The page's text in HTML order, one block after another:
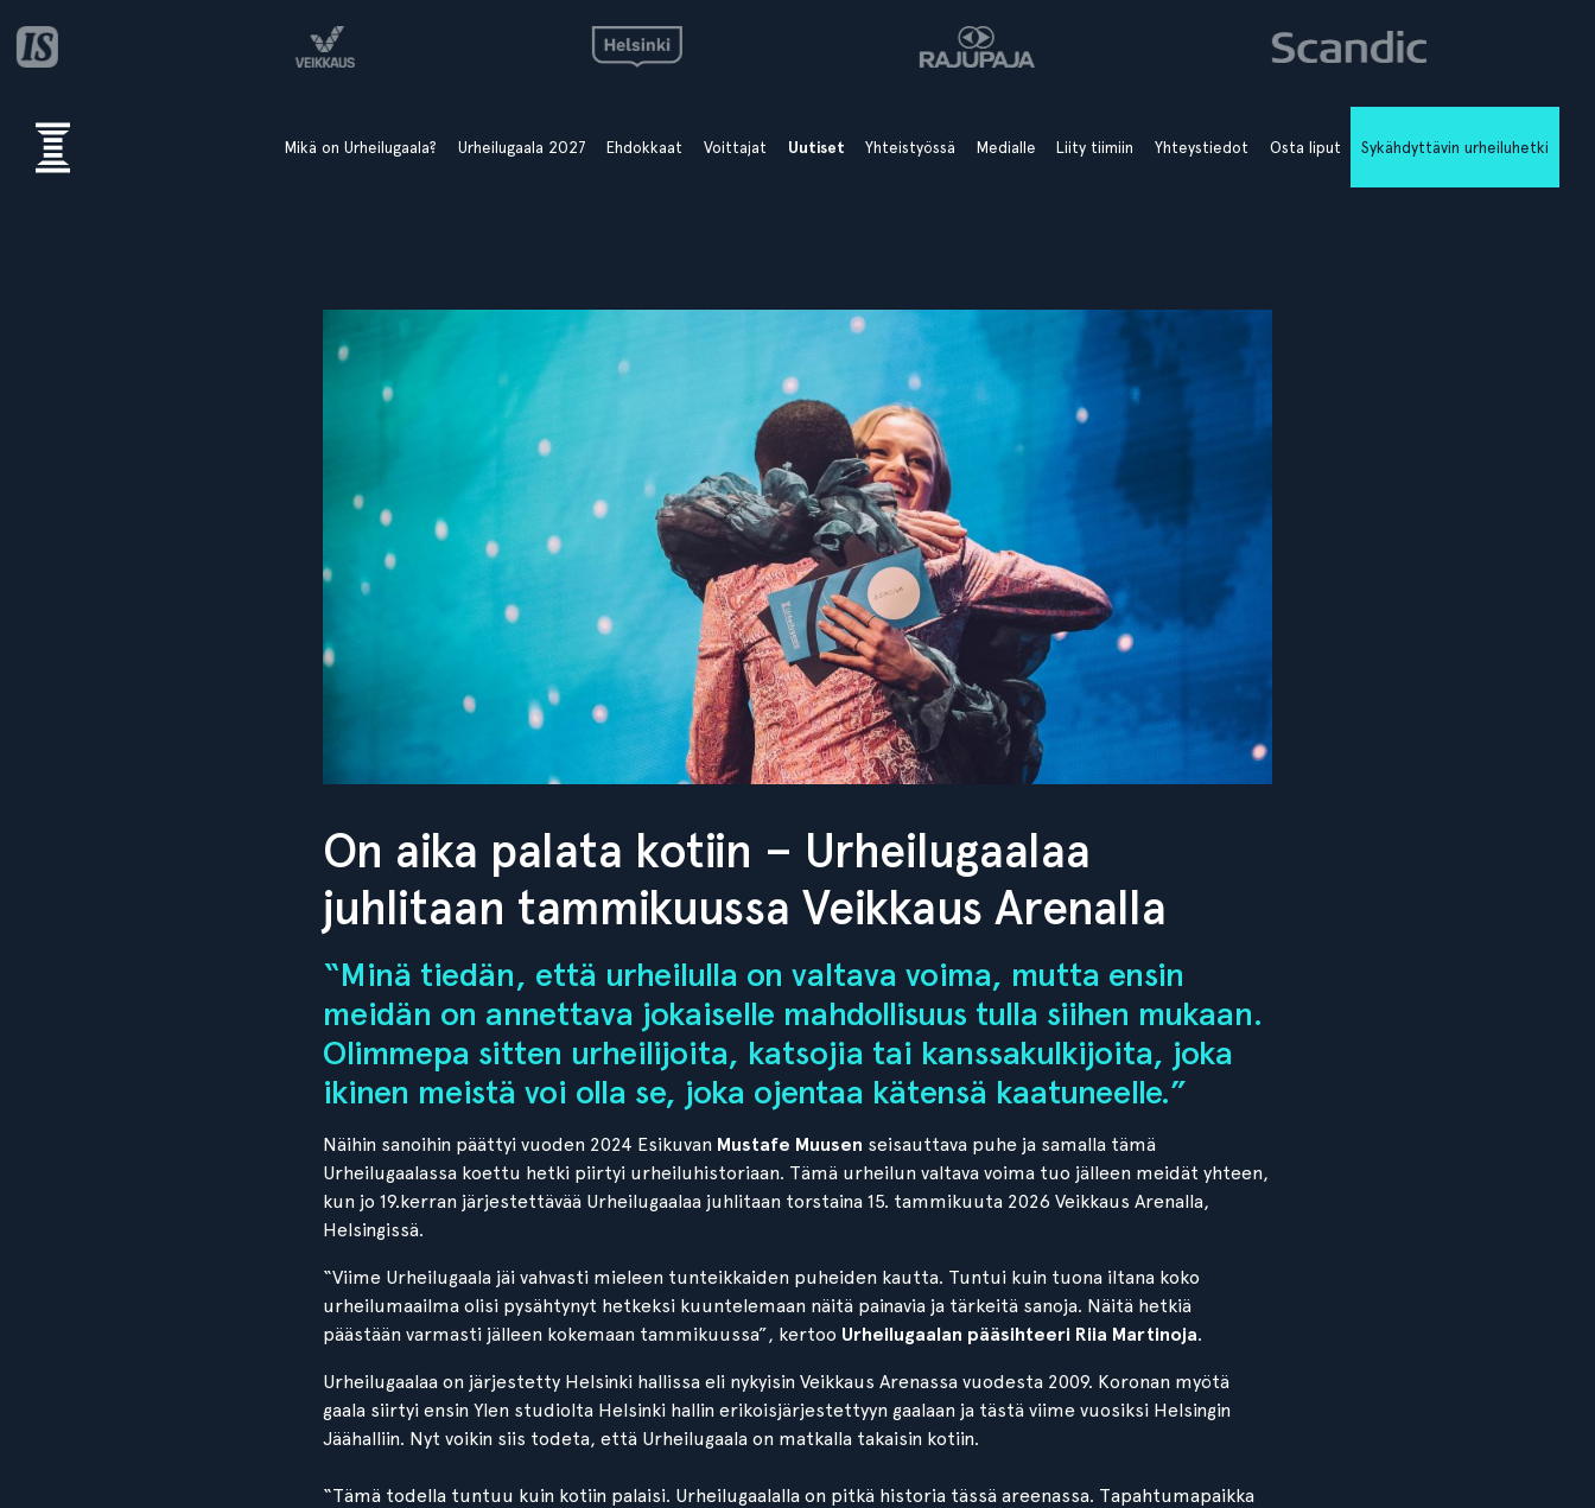
Mikä on Urheilugaala? Urheilugaala 2027 Ehdokkaat Voittajat Uutiset Yhteistyössä Medialle Liity tiimiin Yhteystiedot Osta liput Sykähdyttävin urheiluhetki
On aika palata kotiin – Urheilugaalaa
juhlitaan tammikuussa Veikkaus Arenalla
“Minä tiedän, että urheilulla on valtava voima, mutta ensin
meidän on annettava jokaiselle mahdollisuus tulla siihen mukaan.
Olimmepa sitten urheilijoita, katsojia tai kanssakulkijoita, joka
ikinen meistä voi olla se, joka ojentaa kätensä kaatuneelle.”
Näihin sanoihin päättyi vuoden 2024 Esikuvan Mustafe Muusen seisauttava puhe ja samalla tämä
Urheilugaalassa koettu hetki piirtyi urheiluhistoriaan. Tämä urheilun valtava voima tuo jälleen meidät yhteen,
kun jo 19.kerran järjestettävää Urheilugaalaa juhlitaan torstaina 15. tammikuuta 2026 Veikkaus Arenalla,
Helsingissä.
“Viime Urheilugaala jäi vahvasti mieleen tunteikkaiden puheiden kautta. Tuntui kuin tuona iltana koko
urheilumaailma olisi pysähtynyt hetkeksi kuuntelemaan näitä painavia ja tärkeitä sanoja. Näitä hetkiä
päästään varmasti jälleen kokemaan tammikuussa”, kertoo Urheilugaalan pääsihteeri Riia Martinoja.
Urheilugaalaa on järjestetty Helsinki hallissa eli nykyisin Veikkaus Arenassa vuodesta 2009. Koronan myötä
gaala siirtyi ensin Ylen studiolta Helsinki hallin erikoisjärjestettyyn gaalaan ja tästä viime vuosiksi Helsingin
Jäähalliin. Nyt voikin siis todeta, että Urheilugaala on matkalla takaisin kotiin.
“Tämä todella tuntuu kuin kotiin palaisi. Urheilugaalalla on pitkä historia tässä areenassa. Tapahtumapaikka